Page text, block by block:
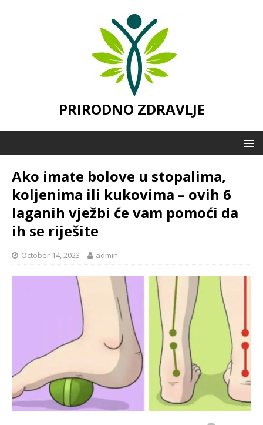
PRIRODNO ZDRAVLJE
Ako imate bolove u stopalima,
koljenima ili kukovima – ovih 6
laganih vježbi će vam pomoći da
ih se riješite
October 14, 2023 admin